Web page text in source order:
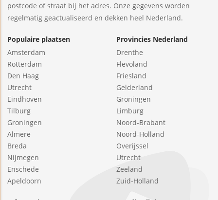
postcode of straat bij het adres. Onze gegevens worden
regelmatig geactualiseerd en dekken heel Nederland.
Populaire plaatsen
Amsterdam
Rotterdam
Den Haag
Utrecht
Eindhoven
Tilburg
Groningen
Almere
Breda
Nijmegen
Enschede
Apeldoorn
Provincies Nederland
Drenthe
Flevoland
Friesland
Gelderland
Groningen
Limburg
Noord-Brabant
Noord-Holland
Overijssel
Utrecht
Zeeland
Zuid-Holland